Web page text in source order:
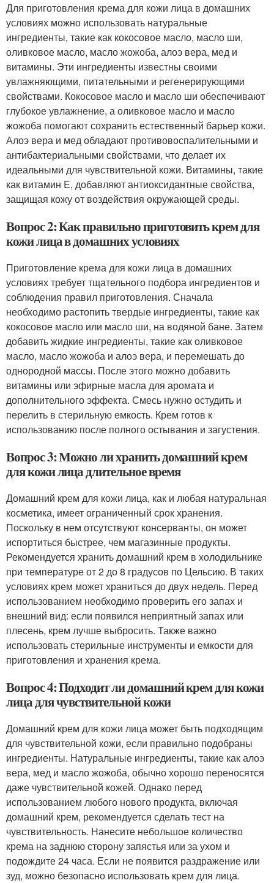
Для приготовления крема для кожи лица в домашних
условиях можно использовать натуральные
ингредиенты, такие как кокосовое масло, масло ши,
оливковое масло, масло жожоба, алоэ вера, мед и
витамины. Эти ингредиенты известны своими
увлажняющими, питательными и регенерирующими
свойствами. Кокосовое масло и масло ши обеспечивают
глубокое увлажнение, а оливковое масло и масло
жожоба помогают сохранить естественный барьер кожи.
Алоэ вера и мед обладают противовоспалительными и
антибактериальными свойствами, что делает их
идеальными для чувствительной кожи. Витамины, такие
как витамин E, добавляют антиоксидантные свойства,
защищая кожу от воздействия окружающей среды.
Вопрос 2: Как правильно приготовить крем для
кожи лица в домашних условиях
Приготовление крема для кожи лица в домашних
условиях требует тщательного подбора ингредиентов и
соблюдения правил приготовления. Сначала
необходимо растопить твердые ингредиенты, такие как
кокосовое масло или масло ши, на водяной бане. Затем
добавить жидкие ингредиенты, такие как оливковое
масло, масло жожоба и алоэ вера, и перемешать до
однородной массы. После этого можно добавить
витамины или эфирные масла для аромата и
дополнительного эффекта. Смесь нужно остудить и
перелить в стерильную емкость. Крем готов к
использованию после полного остывания и загустения.
Вопрос 3: Можно ли хранить домашний крем
для кожи лица длительное время
Домашний крем для кожи лица, как и любая натуральная
косметика, имеет ограниченный срок хранения.
Поскольку в нем отсутствуют консерванты, он может
испортиться быстрее, чем магазинные продукты.
Рекомендуется хранить домашний крем в холодильнике
при температуре от 2 до 8 градусов по Цельсию. В таких
условиях крем может храниться до двух недель. Перед
использованием необходимо проверить его запах и
внешний вид: если появился неприятный запах или
плесень, крем лучше выбросить. Также важно
использовать стерильные инструменты и емкости для
приготовления и хранения крема.
Вопрос 4: Подходит ли домашний крем для кожи
лица для чувствительной кожи
Домашний крем для кожи лица может быть подходящим
для чувствительной кожи, если правильно подобраны
ингредиенты. Натуральные ингредиенты, такие как алоэ
вера, мед и масло жожоба, обычно хорошо переносятся
даже чувствительной кожей. Однако перед
использованием любого нового продукта, включая
домашний крем, рекомендуется сделать тест на
чувствительность. Нанесите небольшое количество
крема на заднюю сторону запястья или за ухом и
подождите 24 часа. Если не появится раздражение или
зуд, можно безопасно использовать крем для лица.